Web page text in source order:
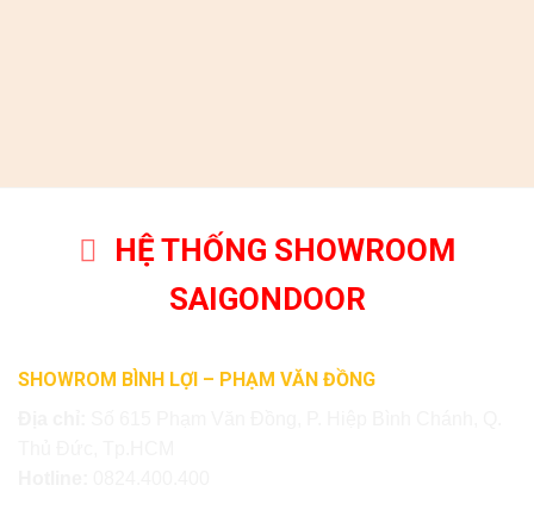
HỆ THỐNG SHOWROOM
SAIGONDOOR
SHOWROM BÌNH LỢI – PHẠM VĂN ĐỒNG